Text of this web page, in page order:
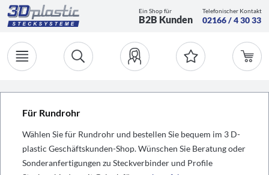
Ein Shop für
B2B Kunden
Telefonischer Kontakt
02166 / 4 30 33
Für Rundrohr
Wählen Sie für Rundrohr und bestellen Sie bequem im 3 D-
plastic Geschäftskunden-Shop. Wünschen Sie Beratung oder
Sonderanfertigungen zu Steckverbinder und Profile